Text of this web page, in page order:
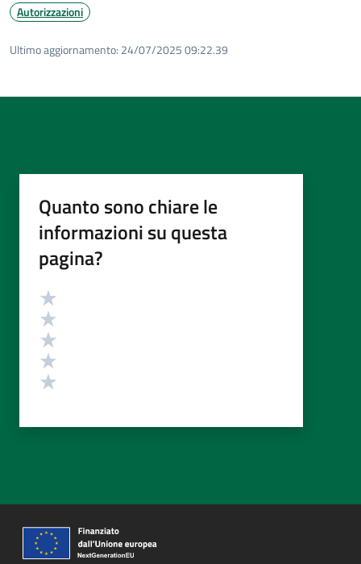
Autorizzazioni
Ultimo aggiornamento: 24/07/2025 09:22.39
Quanto sono chiare le
informazioni su questa
pagina?
Valutazione